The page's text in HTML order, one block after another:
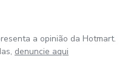
seus resultados
a opinião da Hotmart.
denuncie aqui